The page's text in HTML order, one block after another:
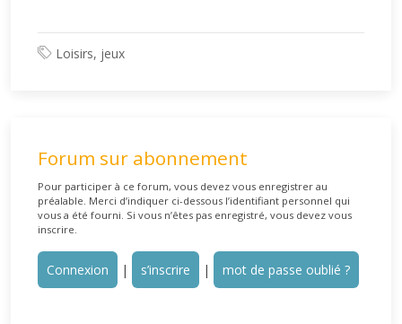
Loisirs, jeux
Forum sur abonnement
Pour participer à ce forum, vous devez vous enregistrer au
préalable. Merci d’indiquer ci-dessous l’identifiant personnel qui
vous a été fourni. Si vous n’êtes pas enregistré, vous devez vous
inscrire.
Connexion | s’inscrire | mot de passe oublié ?